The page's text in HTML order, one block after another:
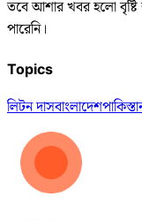
তবে আশার খবর হলো বৃষ্টি
পারেনি।
Topics
লিটন দাসবাংলাদেশ